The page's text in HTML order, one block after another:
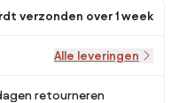
verzonden over 1 week
Alle leveringen
retourneren